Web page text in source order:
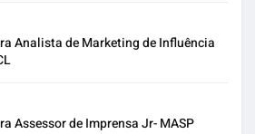
Analista de Marketing de Influência
Assessor de Imprensa Jr- MASP